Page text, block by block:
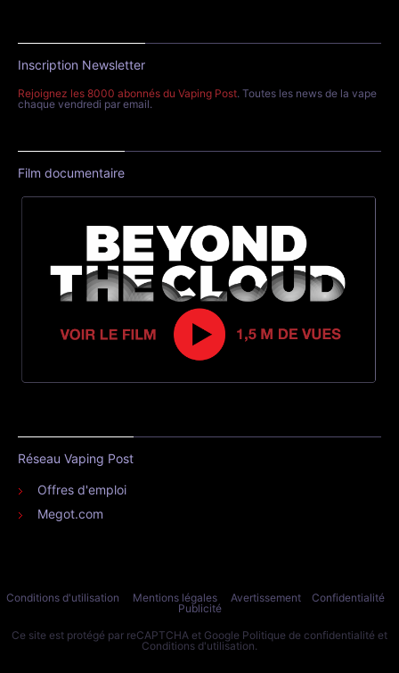
Inscription Newsletter
Rejoignez les 8000 abonnés du Vaping Post. Toutes les news de la vape
chaque vendredi par email.
Film documentaire
Réseau Vaping Post
Offres d'emploi
Megot.com
Conditions d'utilisation Mentions légales Avertissement
Confidentialité
Publicité
Ce site est protégé par reCAPTCHA et Google Politique de confidentialité et
Conditions d'utilisation.